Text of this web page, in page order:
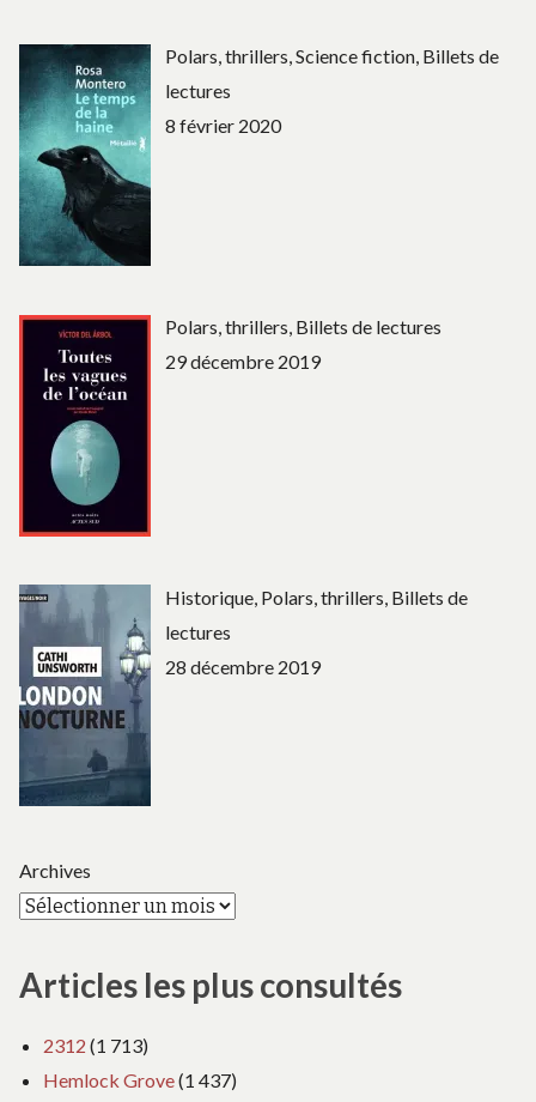
Polars, thrillers, Science fiction, Billets de
lectures
8 février 2020
Polars, thrillers, Billets de lectures
29 décembre 2019
Historique, Polars, thrillers, Billets de
lectures
28 décembre 2019
Archives
Articles les plus consultés
2312 (1 713)
Hemlock Grove(1 437)